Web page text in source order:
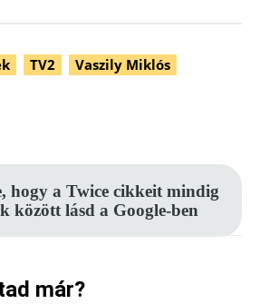
TV2 Vaszily Miklós
hogy a Twice cikkeit mindig
között lásd a Google-ben
már?